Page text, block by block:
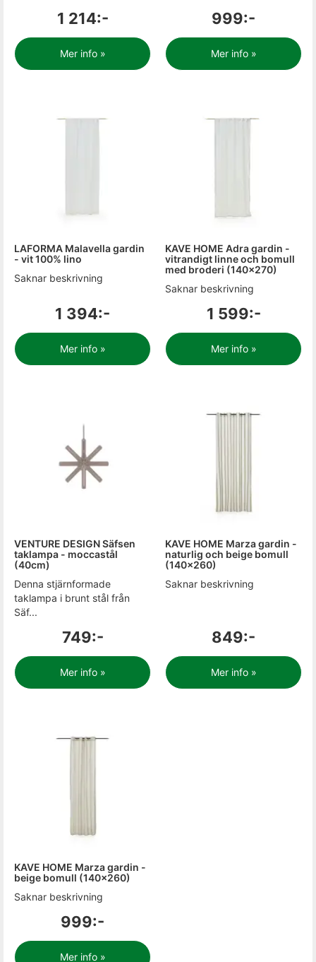
1 214:-
Mer info »
999:-
Mer info »
LAFORMA Malavella gardin
- vit 100% lino
Saknar beskrivning
1 394:-
Mer info »
KAVE HOME Adra gardin -
vitrandigt linne och bomull
med broderi (140x270)
Saknar beskrivning
1 599:-
Mer info »
VENTURE DESIGN Säfsen
taklampa - moccastål
(40cm)
Denna stjärnformade
taklampa i brunt stål från
Säf...
749:-
Mer info »
KAVE HOME Marza gardin -
naturlig och beige bomull
(140x260)
Saknar beskrivning
849:-
Mer info »
KAVE HOME Marza gardin -
beige bomull (140x260)
Saknar beskrivning
999:-
Mer info »